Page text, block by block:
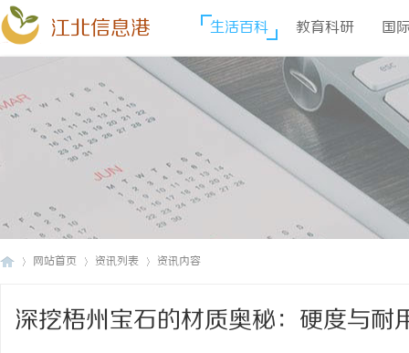
江北信息港 生活百科 教育科研 国
网站首页 资讯列表 资讯内容
深挖梧州宝石的材质奥秘：硬度与耐